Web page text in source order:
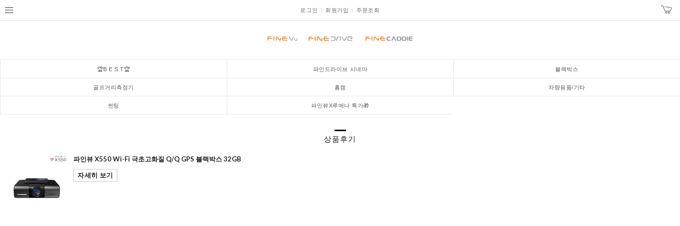
로그인 회원가입 주문조회
🏆B E S T🏆 파인드라이브 시네마 블랙박스
골프거리측정기 홈캠 차량용품/기타
썬팅 파인뷰X루메나 특가🎁
상품후기
파인뷰 X550 Wi-Fi 극초고화질 Q/Q GPS 블랙박스 32GB
자세히 보기